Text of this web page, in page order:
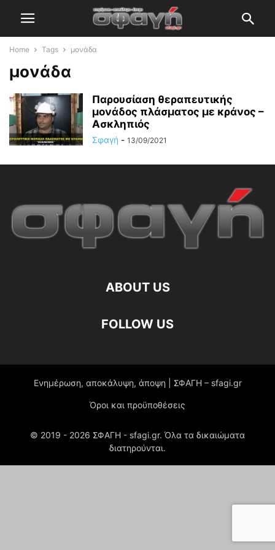
Home Tags μονάδα
μονάδα
Παρουσίαση θεραπευτικής
μονάδος πλάσματος με κράνος –
Ασκληπιός
Σφαγή - 13/09/2021
ABOUT US
FOLLOW US
Ενημέρωση, αποκάλυψη, άποψη | ΣΦΑΓΗ – sfagi.gr
Όροι και προϋποθέσεις
© 2019 - 2026 ΣΦΑΓΗ - sfagi.gr. Όλα τα δικαιώματα
διατηρούνται.